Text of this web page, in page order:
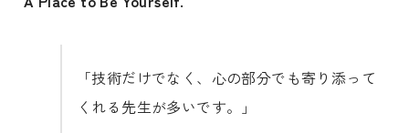
「技術だけでなく、心の部分でも寄り添って
くれる先生が多いです。」